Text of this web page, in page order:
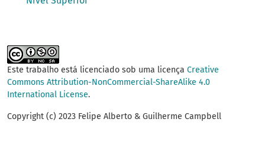
Este trabalho está licenciado sob uma licença Creative
Commons Attribution-NonCommercial-ShareAlike 4.0
International License.
Copyright (c) 2023 Felipe Alberto & Guilherme Campbell